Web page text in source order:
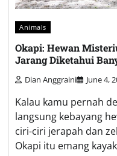
Animals
Okapi: Hewan
Jarang Diketahui
Dian Anggraini June 4,
Kalau kamu pernah
langsung kebayang
ciri-ciri jerapah dan
Okapi itu emang